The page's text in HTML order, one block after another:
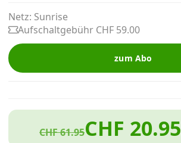
Kombi-Angebote
Aktionen
News
Netz: Sunrise
Aufschaltgebühr CHF 59.00
zum Abo
CHF 61.95CHF 20.95